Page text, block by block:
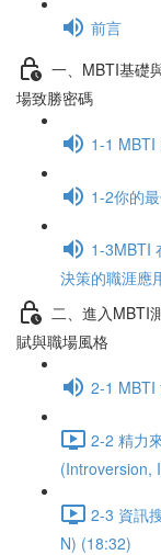
前言
一、MBTI基礎
場致勝密碼
1-1 MBTI
1-2你的
1-3MBTI
決策的職涯應
二、進入MBTI
賦與職場風格
2-1 MBTI
2-2 精力
(Introversion,
2-3 資訊
N) (18:32)